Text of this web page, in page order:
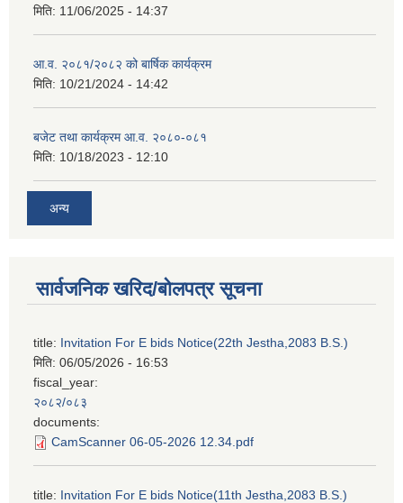
मिति: 11/06/2025 - 14:37
आ.व. २०८१/२०८२ को बार्षिक कार्यक्रम
मिति: 10/21/2024 - 14:42
बजेट तथा कार्यक्रम आ.व. २०८०-०८१
मिति: 10/18/2023 - 12:10
अन्य
सार्वजनिक खरिद/बोलपत्र सूचना
title: Invitation For E bids Notice(22th Jestha,2083 B.S.)
मिति: 06/05/2026 - 16:53
fiscal_year:
२०८२/०८३
documents:
CamScanner 06-05-2026 12.34.pdf
title: Invitation For E bids Notice(11th Jestha,2083 B.S.)